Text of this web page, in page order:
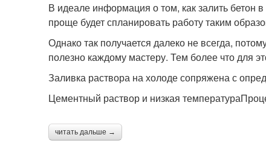
В идеале информация о том, как залить бетон
проще будет спланировать работу таким
Однако так получается далеко не всегда,
полезно каждому мастеру. Тем более что для
Заливка раствора на холоде сопряжена с
Цементный раствор и низкая
читать дальше →